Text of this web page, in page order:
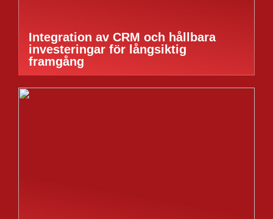
Integration av CRM och hållbara
investeringar för långsiktig
framgång